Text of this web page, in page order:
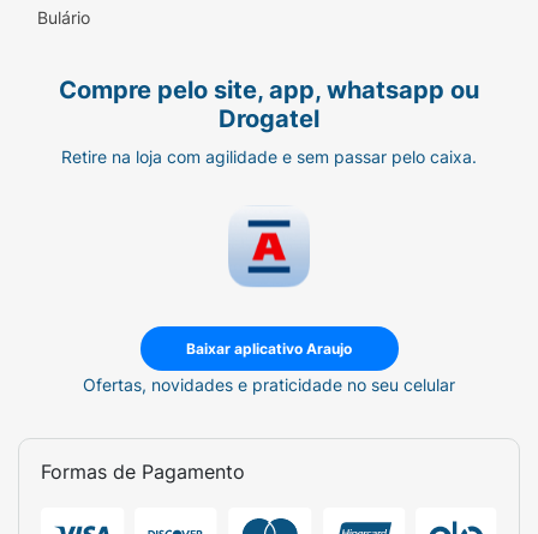
Bulário
Compre pelo site, app, whatsapp ou
Drogatel
Retire na loja com agilidade e sem passar pelo caixa.
Baixar aplicativo Araujo
Ofertas, novidades e praticidade no seu celular
Formas de Pagamento